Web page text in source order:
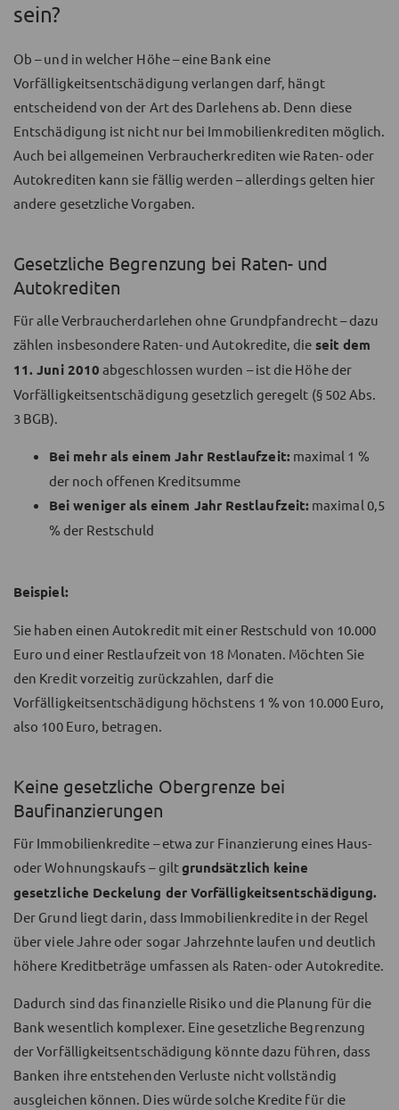
sein?
Ob – und in welcher Höhe – eine Bank eine
Vorfälligkeitsentschädigung verlangen darf, hängt
entscheidend von der Art des Darlehens ab. Denn diese
Entschädigung ist nicht nur bei Immobilienkrediten möglich.
Auch bei allgemeinen Verbraucherkrediten wie Raten- oder
Autokrediten kann sie fällig werden – allerdings gelten hier
andere gesetzliche Vorgaben.
Gesetzliche Begrenzung bei Raten- und
Autokrediten
Für alle Verbraucherdarlehen ohne Grundpfandrecht – dazu
zählen insbesondere Raten- und Autokredite, die seit dem
11. Juni 2010 abgeschlossen wurden – ist die Höhe der
Vorfälligkeitsentschädigung gesetzlich geregelt (§ 502 Abs.
3 BGB).
Bei mehr als einem Jahr Restlaufzeit: maximal 1 %
der noch offenen Kreditsumme
Bei weniger als einem Jahr Restlaufzeit: maximal 0,5
% der Restschuld
Beispiel:
Sie haben einen Autokredit mit einer Restschuld von 10.000
Euro und einer Restlaufzeit von 18 Monaten. Möchten Sie
den Kredit vorzeitig zurückzahlen, darf die
Vorfälligkeitsentschädigung höchstens 1 % von 10.000 Euro,
also 100 Euro, betragen.
Keine gesetzliche Obergrenze bei
Baufinanzierungen
Für Immobilienkredite – etwa zur Finanzierung eines Haus-
oder Wohnungskaufs – giltgrundsätzlich keine
gesetzliche Deckelung der Vorfälligkeitsentschädigung.
Der Grund liegt darin, dass Immobilienkredite in der Regel
über viele Jahre oder sogar Jahrzehnte laufen und deutlich
höhere Kreditbeträge umfassen als Raten- oder Autokredite.
Dadurch sind das finanzielle Risiko und die Planung für die
Bank wesentlich komplexer. Eine gesetzliche Begrenzung
der Vorfälligkeitsentschädigung könnte dazu führen, dass
Banken ihre entstehenden Verluste nicht vollständig
ausgleichen können. Dies würde solche Kredite für die